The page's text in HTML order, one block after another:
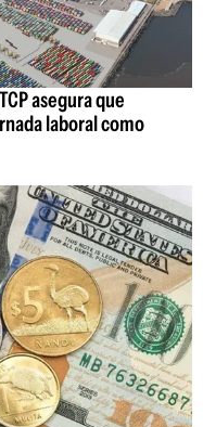
asegura que
laboral como